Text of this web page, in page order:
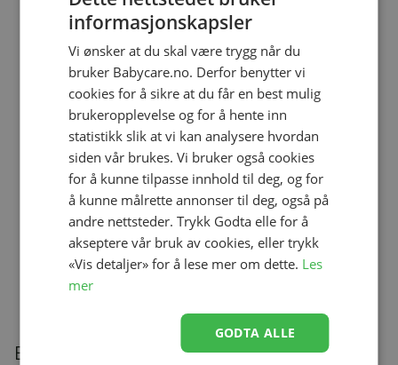
Beskrivelse
Legg til
StørrelseM L XL
Seamless, FC, Black
kr 370,30
Legg til
Størrelse
S M
Amme-BH, Bravado,
Seamless, Sort
kr 370,30
informasjonskapsler
Vi ønsker at du skal være trygg når du
bruker Babycare.no. Derfor benytter vi
cookies for å sikre at du får en best mulig
brukeropplevelse og for å hente inn
statistikk slik at vi kan analysere hvordan
siden vår brukes. Vi bruker også cookies
for å kunne tilpasse innhold til deg, og for
å kunne målrette annonser til deg, også på
andre nettsteder. Trykk Godta elle for å
akseptere vår bruk av cookies, eller trykk
«Vis detaljer» for å lese mer om dette. Les
mer
GODTA ALLE